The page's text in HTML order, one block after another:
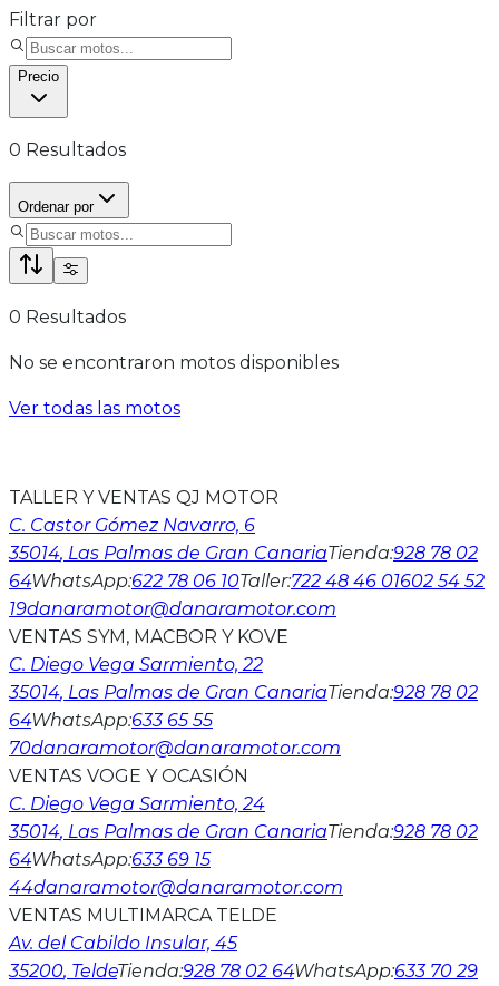
Filtrar por
Precio
0 Resultados
Ordenar por
0 Resultados
No se encontraron motos disponibles
Ver todas las motos
TALLER Y VENTAS QJ MOTOR
C. Castor Gómez Navarro, 6
35014, Las Palmas de Gran CanariaTienda:928 78 02
64WhatsApp:622 78 06 10Taller:722 48 46 01602 54 52
19danaramotor@danaramotor.com
VENTAS SYM, MACBOR Y KOVE
C. Diego Vega Sarmiento, 22
35014, Las Palmas de Gran CanariaTienda:928 78 02
64WhatsApp:633 65 55
70danaramotor@danaramotor.com
VENTAS VOGE Y OCASIÓN
C. Diego Vega Sarmiento, 24
35014, Las Palmas de Gran CanariaTienda:928 78 02
64WhatsApp:633 69 15
44danaramotor@danaramotor.com
VENTAS MULTIMARCA TELDE
Av. del Cabildo Insular, 45
35200, TeldeTienda:928 78 02 64WhatsApp:633 70 29